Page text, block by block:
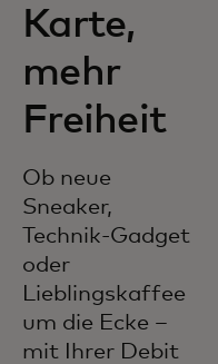
Karte,
mehr
Freiheit
Ob neue
Sneaker,
Technik-Gadget
oder
Lieblingskaffee
um die Ecke –
mit Ihrer Debit